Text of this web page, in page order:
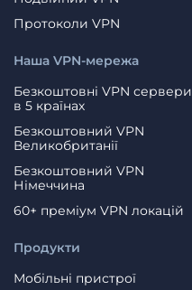
Протоколи VPN
Продукти
Мобільні пристрої
Наша VPN-мережа
Безкоштовні VPN сервери
в 5 країнах
Безкоштовний VPN
Великобританії
Безкоштовний VPN
Німеччина
60+ преміум VPN локацій